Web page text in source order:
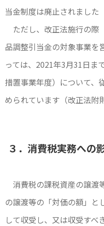
当金制度は廃止されました
ただし、改正法施行の際
品調整引当金の対象事業を
っては、2021年3月31日ま
措置事業年度）について、
められています（改正法附
３．消費税実務への
消費税の課税資産の譲渡
の譲渡等の「対価の額」と
して収受し、又は収受すべ